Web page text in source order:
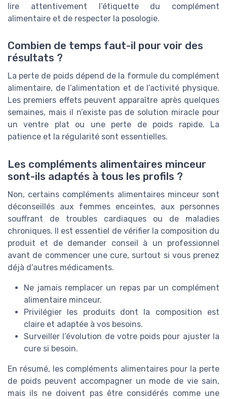
lire attentivement l’étiquette du complément
alimentaire et de respecter la posologie.
Combien de temps faut-il pour voir des
résultats ?
La perte de poids dépend de la formule du complément
alimentaire, de l’alimentation et de l’activité physique.
Les premiers effets peuvent apparaître après quelques
semaines, mais il n’existe pas de solution miracle pour
un ventre plat ou une perte de poids rapide. La
patience et la régularité sont essentielles.
Les compléments alimentaires minceur
sont-ils adaptés à tous les profils ?
Non, certains compléments alimentaires minceur sont
déconseillés aux femmes enceintes, aux personnes
souffrant de troubles cardiaques ou de maladies
chroniques. Il est essentiel de vérifier la composition du
produit et de demander conseil à un professionnel
avant de commencer une cure, surtout si vous prenez
déjà d’autres médicaments.
Ne jamais remplacer un repas par un complément
alimentaire minceur.
Privilégier les produits dont la composition est
claire et adaptée à vos besoins.
Surveiller l’évolution de votre poids pour ajuster la
cure si besoin.
En résumé, les compléments alimentaires pour la perte
de poids peuvent accompagner un mode de vie sain,
mais ils ne doivent pas être considérés comme une